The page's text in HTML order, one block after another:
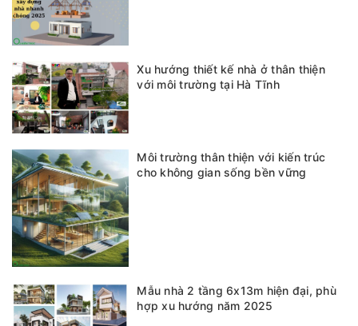
Xu hướng thiết kế nhà ở thân thiện
với môi trường tại Hà Tĩnh
Môi trường thân thiện với kiến trúc
cho không gian sống bền vững
Mẫu nhà 2 tầng 6x13m hiện đại, phù
hợp xu hướng năm 2025